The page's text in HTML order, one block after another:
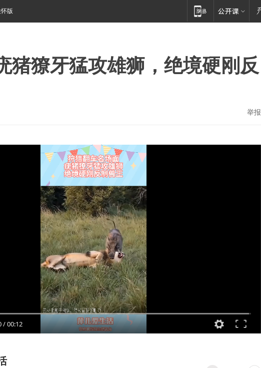
版
猪獠牙猛攻雄狮，绝境硬刚反
举报
/00:12